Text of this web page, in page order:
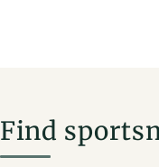
Find